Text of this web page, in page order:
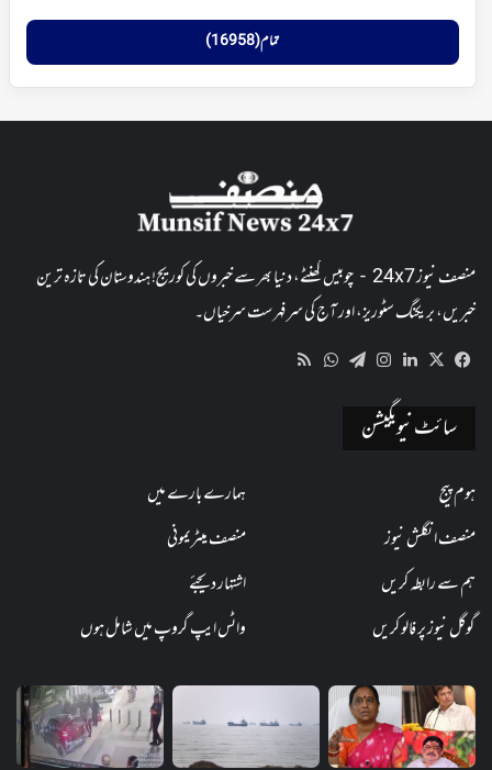
تمام (16958)
منصف نیوز 24x7 - چوبیس گھنٹے، دنیا بھر سے خبروں کی کوریج! ہندوستان کی تازہ ترین
خبریں، بریکنگ سٹوریز، اور آج کی سرفہرست سرخیاں۔
Facebook
X
LinkedIn
Instagram
Telegram
WhatsApp
سائٹ نیویگیشن
ہوم پیج
ہمارے بارے میں
منصف انگلش نیوز
منصف میٹریمونی
ہم سے رابطہ کریں
اشتہار دیجئے
گوگل نیوز پر فالو کریں
واٹس ایپ گروپ میں شامل ہوں